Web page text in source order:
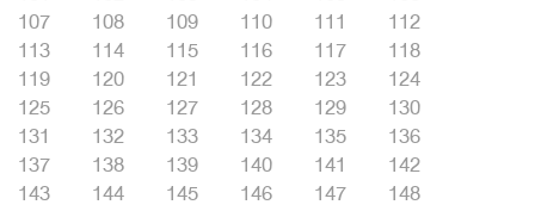
107
108 109 110 111
112
113
114 115 116 117
118
119
120 121 122 123
124
125
126 127 128 129
130
131
132 133 134 135
136
137
138 139 140 141
142
143
144 145 146 147
148